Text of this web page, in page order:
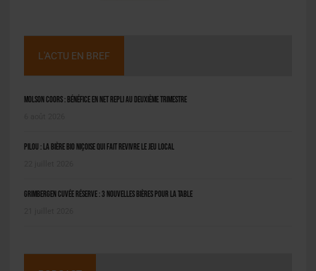
L'ACTU EN BREF
Molson Coors : bénéfice en net repli au deuxième trimestre
Pilou : la bière bio niçoise qui fait revivre le jeu local
Grimbergen Cuvée Réserve : 3 nouvelles bières pour la table